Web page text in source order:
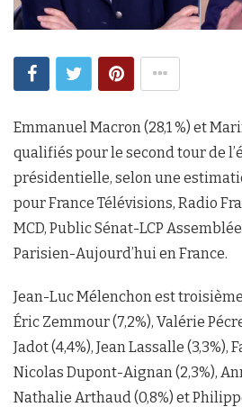
Emmanuel Macron (28,1 %) et
qualifiés pour le second tour de
présidentielle, selon une
pour France Télévisions, Radio
MCD, Public Sénat-LCP
Parisien-Aujourd’hui en France.
Jean-Luc Mélenchon est
Éric Zemmour (7,2%), Valérie
Jadot (4,4%), Jean Lassalle (3,3%),
Nicolas Dupont-Aignan (2,3%),
Nathalie Arthaud (0,8%) et